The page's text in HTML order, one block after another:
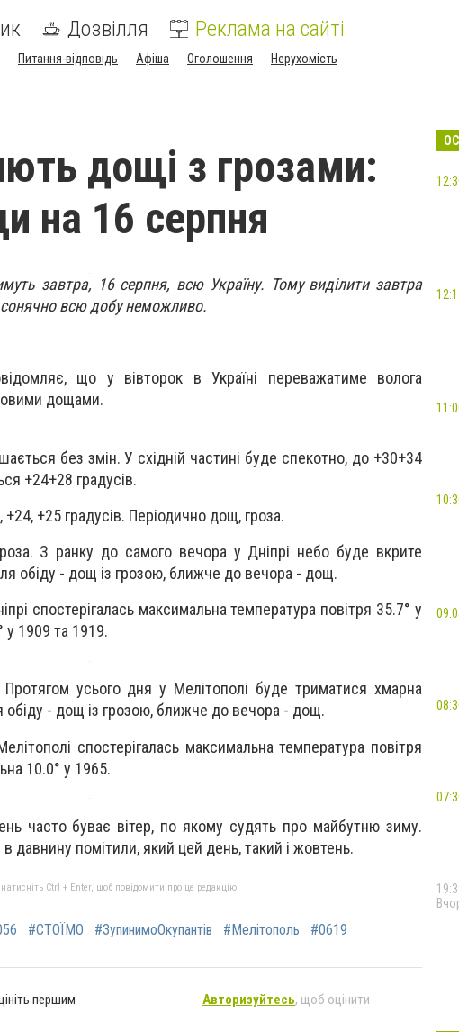
Дозвілля Реклама на сайті
Питання-відповідь Афіша Оголошення Нерухомість
дощі з грозами:
на 16 серпня
завтра, 16 серпня, всю Україну. Тому виділити завтра
сонячно всю добу неможливо.
що у вівторок в Україні переважатиме волога
дощами.
без змін. У східній частині буде спекотно, до +30+34
+24+28 градусів.
+25 градусів. Періодично дощ, гроза.
З ранку до самого вечора у Дніпрі небо буде вкрите
обіду - дощ із грозою, ближче до вечора - дощ.
спостерігалась максимальна температура повітря 35.7° у
у 1909 та 1919.
Протягом усього дня у Мелітополі буде триматися хмарна
обіду - дощ із грозою, ближче до вечора - дощ.
спостерігалась максимальна температура повітря
10.0° у 1965.
часто буває вітер, по якому судять про майбутню зиму.
помітили, який цей день, такий і жовтень.
Ctrl + Enter, щоб повідомити про це редакцію
#СТОЇМО #ЗупинимоОкупантів #Мелітополь #0619
першим Авторизуйтесь, щоб оцінити